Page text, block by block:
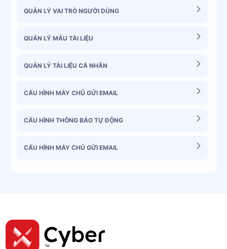
QUẢN LÝ VAI TRÒ NGƯỜI DÙNG
QUẢN LÝ MẪU TÀI LIỆU
QUẢN LÝ TÀI LIỆU CÁ NHÂN
CẤU HÌNH MÁY CHỦ GỬI EMAIL
CẤU HÌNH THÔNG BÁO TỰ ĐỘNG
CẤU HÌNH MÁY CHỦ GỬI EMAIL